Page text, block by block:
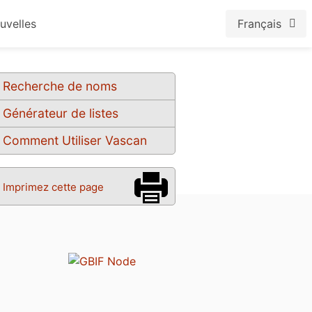
Français
Recherche de noms
Générateur de listes
Comment Utiliser Vascan
Imprimez cette page